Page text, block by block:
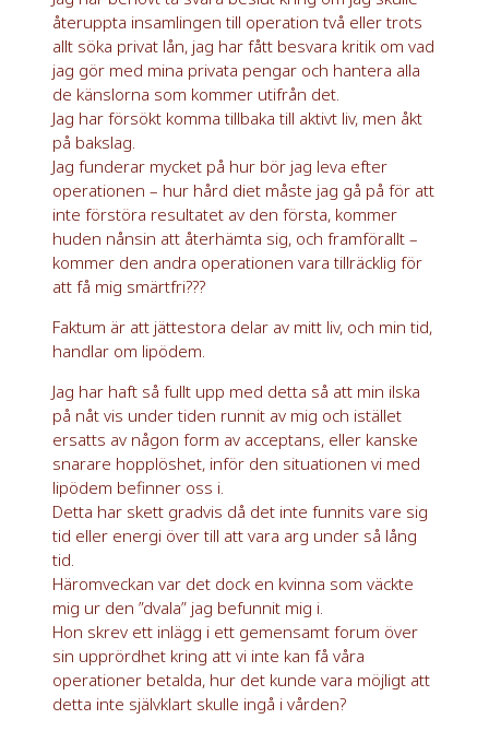
återuppta insamlingen till operation två eller trots
allt söka privat lån, jag har fått besvara kritik om vad
jag gör med mina privata pengar och hantera alla
de känslorna som kommer utifrån det.
Jag har försökt komma tillbaka till aktivt liv, men åkt
på bakslag.
Jag funderar mycket på hur bör jag leva efter
operationen – hur hård diet måste jag gå på för att
inte förstöra resultatet av den första, kommer
huden nånsin att återhämta sig, och framförallt –
kommer den andra operationen vara tillräcklig för
att få mig smärtfri???
Faktum är att jättestora delar av mitt liv, och min tid,
handlar om lipödem.
Jag har haft så fullt upp med detta så att min ilska
på nåt vis under tiden runnit av mig och istället
ersatts av någon form av acceptans, eller kanske
snarare hopplöshet, inför den situationen vi med
lipödem befinner oss i.
Detta har skett gradvis då det inte funnits vare sig
tid eller energi över till att vara arg under så lång
tid.
Häromveckan var det dock en kvinna som väckte
mig ur den ”dvala” jag befunnit mig i.
Hon skrev ett inlägg i ett gemensamt forum över
sin upprördhet kring att vi inte kan få våra
operationer betalda, hur det kunde vara möjligt att
detta inte självklart skulle ingå i vården?